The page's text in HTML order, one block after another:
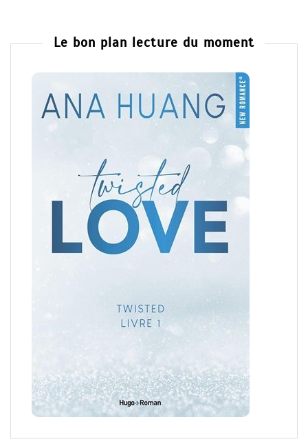
Le bon plan lecture du moment